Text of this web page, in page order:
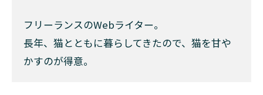
フリーランスのWebライター。
長年、猫とともに暮らしてきたので、猫を甘や
かすのが得意。